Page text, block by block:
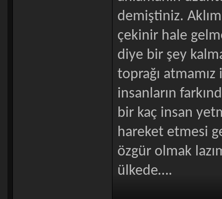
demiştiniz.
çekinir hale
diye bir şey
toprağı
insanların
bir kaç insan
hareket etmesi
özgür olmak
ülkede….